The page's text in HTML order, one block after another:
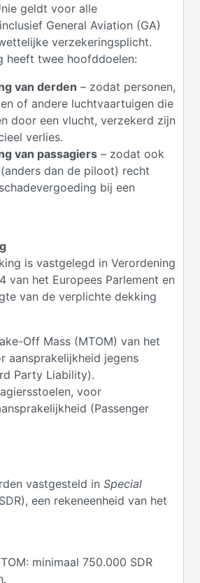
geldt voor alle
General Aviation (GA)
verzekeringsplicht.
heeft twee hoofddoelen:
van derden – zodat personen,
of andere luchtvaartuigen die
door een vlucht, verzekerd zijn
verlies.
van passagiers – zodat ook
dan de piloot) recht
bij een
is vastgelegd in Verordening
van het Europees Parlement en
van de verplichte dekking
Off Mass (MTOM) van het
aansprakelijkheid jegens
Party Liability).
voor
(Passenger
vastgesteld in Special
een rekeneenheid van het
minimaal 750.000 SDR